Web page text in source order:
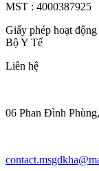
MST : 4000387925
Giấy phép hoạt
Bộ Y Tế
Liên hệ
06 Phan Đình